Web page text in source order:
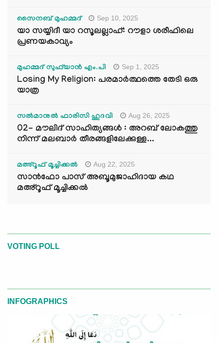
സൈനബ് മുഹമ്മദ് Sep 10, 2025
യാ സയ്യിദീ യാ റസൂലല്ലാഹ്: റൗളാ ശരീഫിലെ
പ്രണയകാവ്യം
മുഹമ്മദ് സുഫ്‌യാൻ എം.പി Sep 1, 2025
Losing My Religion: പരമാർത്ഥത്തെ തേടി ഒരു
യാത്ര
സൽമാനുൽ ഫാരിസി ഹുദവി Aug 26, 2025
02- മൗലിദ് സാഹിത്യങ്ങൾ : അറബ് ലോകത്തു
നിന്ന് മലബാർ തീരങ്ങളിലേക്കുള്ള...
മഅ്റൂഫ് മൂച്ചിക്കല്‍ Aug 22, 2025
സാൻഫോ പാസ് അബൂമുജാഹിദായ കഥ
മഅ്റൂഫ് മൂച്ചിക്കല്‍
VOTING POLL
INFOGRAPHICS